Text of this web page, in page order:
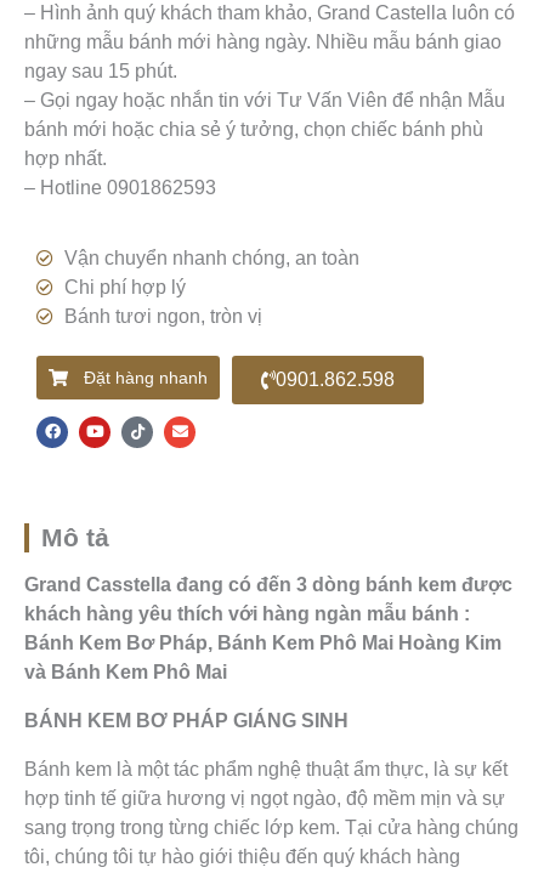
– Hình ảnh quý khách tham khảo, Grand Castella luôn có
những mẫu bánh mới hàng ngày. Nhiều mẫu bánh giao
ngay sau 15 phút.
– Gọi ngay hoặc nhắn tin với Tư Vấn Viên để nhận Mẫu
bánh mới hoặc chia sẻ ý tưởng, chọn chiếc bánh phù
hợp nhất.
– Hotline 0901862593
Vận chuyển nhanh chóng, an toàn
Chi phí hợp lý
Bánh tươi ngon, tròn vị
Đặt hàng nhanh 0901.862.598
a
c
o
u
i
k
n
v
Mô tả
Grand Casstella đang có đến 3 dòng bánh kem được
khách hàng yêu thích với hàng ngàn mẫu bánh :
Bánh Kem Bơ Pháp, Bánh Kem Phô Mai Hoàng Kim
và Bánh Kem Phô Mai
BÁNH KEM BƠ PHÁP GIÁNG SINH
Bánh kem là một tác phẩm nghệ thuật ẩm thực, là sự kết
hợp tinh tế giữa hương vị ngọt ngào, độ mềm mịn và sự
sang trọng trong từng chiếc lớp kem. Tại cửa hàng chúng
tôi, chúng tôi tự hào giới thiệu đến quý khách hàng